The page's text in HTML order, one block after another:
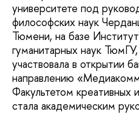
университете под
философских наук
Тюмени, на базе
гуманитарных наук
участвовала в открытии
направлению
Факультетом
стала академическим